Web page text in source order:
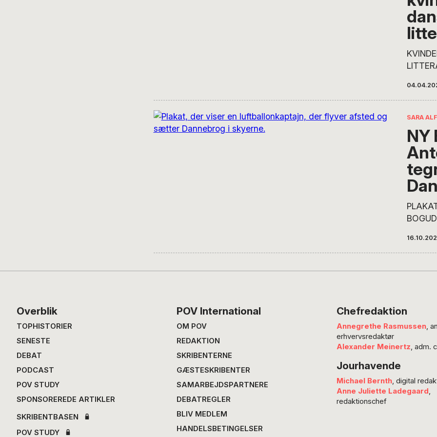
en
historie
været
skrev
var
de
for
SARA
NY
bag
skabte
eksport
de
Footer
Overblik
TOPHISTORIER
SENESTE
DEBAT
PODCAST
POV STUDY
SPONSOREREDE ARTIKLER
SKRIBENTBASEN
POV STUDY
POV International
OM POV
REDAKTION
SKRIBENTERNE
GÆSTESKRIBENTER
SAMARBEJDSPARTNERE
DEBATREGLER
BLIV MEDLEM
HANDELSBETINGELSER
Chefredaktion
Annegrethe Rasmussen,
erhvervsredaktør
Alexander Meinertz, adm.
Jourhavende
Michael Bernth, digital
Anne Juliette Ladegaard,
redaktionschef